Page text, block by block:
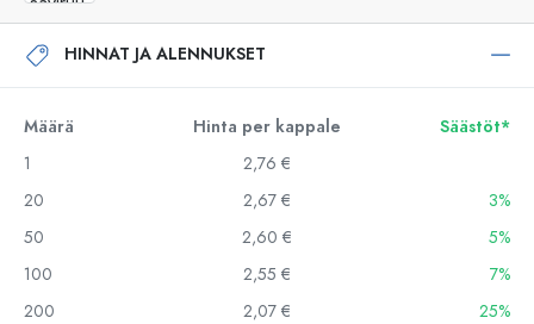
HINNAT JA ALENNUKSET
Määrä Hinta per kappale
Säästöt*
1
2,76 €
20
2,67 €
3%
50
2,60 €
5%
100
2,55 €
7%
200
2,07 €
25%